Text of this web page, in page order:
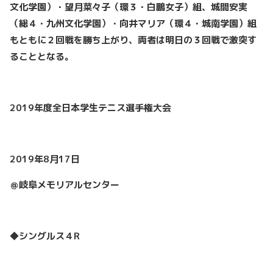
文化学園）・望月菜々子（環３・白鵬女子）組、城間安実
（総４・九州文化学園）・向井マリア（環４・城南学園）組
もともに２回戦を勝ち上がり、両者は明日の３回戦で激突す
ることとなる。
2019年度全日本学生テニス選手権大会
2019年8月17日
＠岐阜メモリアルセンター
◆シングルス４R